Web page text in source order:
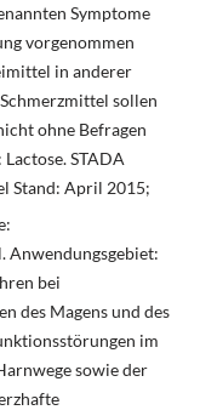
Symptome
vorgenommen
in anderer
sollen
ohne Befragen
STADA
Stand: April 2015;
Anwendungsgebiet:
bei
des Magens und des
im
sowie der